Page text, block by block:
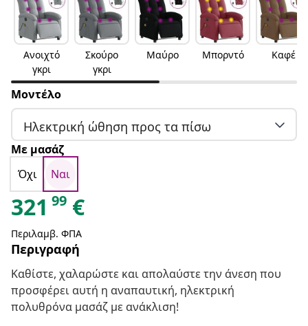
Ανοιχτό
γκρι
Σκούρο
γκρι
Μαύρο Μπορντό Καφέ
Μοντέλο
Ηλεκτρική ώθηση προς τα πίσω
Με μασάζ
Όχι
Ναι
321 99 €
Περιλαμβ. ΦΠΑ
Περιγραφή
Καθίστε, χαλαρώστε και απολαύστε την άνεση που
προσφέρει αυτή η αναπαυτική, ηλεκτρική
πολυθρόνα μασάζ με ανάκλιση!